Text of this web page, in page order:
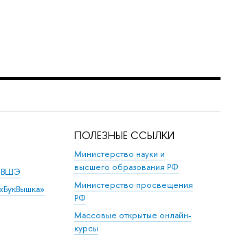
ВШЭ
ПОЛЕЗНЫЕ ССЫЛКИ
Министерство науки и
высшего образования РФ
Министерство просвещения
РФ
Массовые открытые онлайн-
курсы